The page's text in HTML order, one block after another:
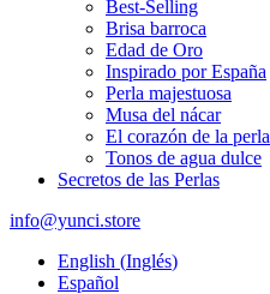
Best-Selling
Brisa barroca
Edad de Oro
Inspirado por España
Perla majestuosa
Musa del nácar
El corazón de la perla
Tonos de agua dulce
Secretos de las Perlas
info@yunci.store
English (Inglés)
Español